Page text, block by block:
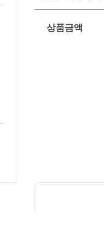
상품금액